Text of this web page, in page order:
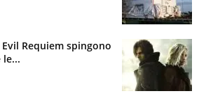
Requiem spingono
le...